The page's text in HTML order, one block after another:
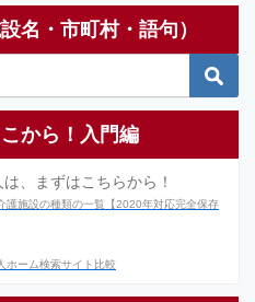
名・市町村・語句）
から！入門編
、まずはこちらから！